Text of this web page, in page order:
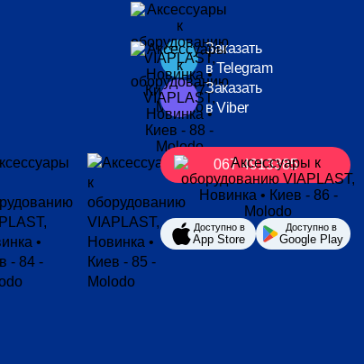
067 4913385
Заказать
в Telegram
Заказать
в Viber
Доступно в
App Store
Доступно в
Google Play